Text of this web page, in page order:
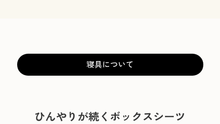
寝具について
ひんやりが続くボックスシーツ